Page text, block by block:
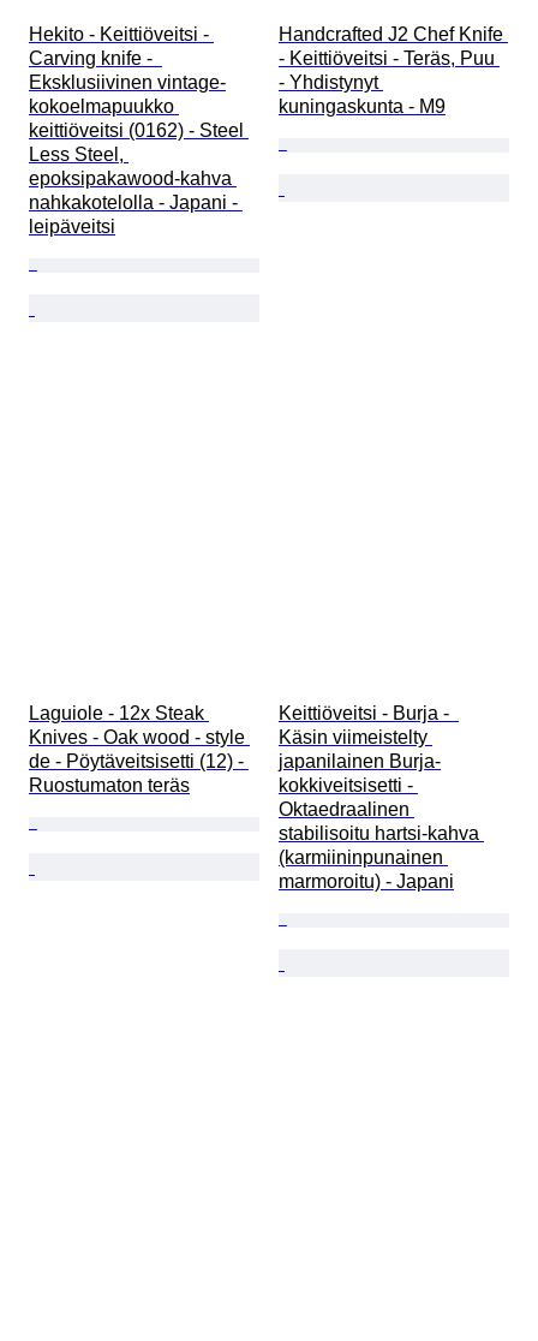
Hekito - Keittiöveitsi -
Carving knife -
Eksklusiivinen vintage-
kokoelmapuukko
keittiöveitsi (0162) - Steel
Less Steel,
epoksipakawood-kahva
nahkakotelolla - Japani -
leipäveitsi
Handcrafted J2 Chef Knife
- Keittiöveitsi - Teräs, Puu
- Yhdistynyt
kuningaskunta - M9
Laguiole - 12x Steak
Knives - Oak wood - style
de - Pöytäveitsisetti (12) -
Ruostumaton teräs
Keittiöveitsi - Burja -
Käsin viimeistelty
japanilainen Burja-
kokkiveitsisetti -
Oktaedraalinen
stabilisoitu hartsi-kahva
(karmiininpunainen
marmoroitu) - Japani